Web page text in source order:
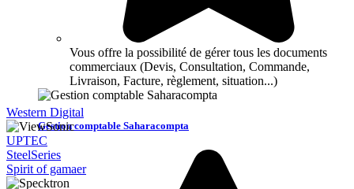
Vous offre la possibilité de gérer tous les documents
commerciaux (Devis, Consultation, Commande,
Livraison, Facture, règlement, situation...)
Gestion comptable Saharacompta
Western Digital
UPTEC
SteelSeries
Spirit of gamaer